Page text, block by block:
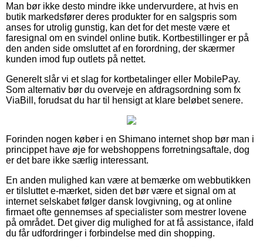
Man bør ikke desto mindre ikke undervurdere, at hvis en
butik markedsfører deres produkter for en salgspris som
anses for utrolig gunstig, kan det for det meste være et
faresignal om en svindel online butik. Kortbestillinger er på
den anden side omsluttet af en forordning, der skærmer
kunden imod fup outlets på nettet.
Generelt slår vi et slag for kortbetalinger eller MobilePay.
Som alternativ bør du overveje en afdragsordning som fx
ViaBill, forudsat du har til hensigt at klare beløbet senere.
Forinden nogen køber i en Shimano internet shop bør man i
princippet have øje for webshoppens forretningsaftale, dog
er det bare ikke særlig interessant.
En anden mulighed kan være at bemærke om webbutikken
er tilsluttet e-mærket, siden det bør være et signal om at
internet selskabet følger dansk lovgivning, og at online
firmaet ofte gennemses af specialister som mestrer lovene
på området. Det giver dig mulighed for at få assistance, ifald
du får udfordringer i forbindelse med din shopping.